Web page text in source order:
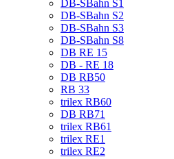
DB-SBahn S1
DB-SBahn S2
DB-SBahn S3
DB-SBahn S8
DB RE 15
DB - RE 18
DB RB50
RB 33
trilex RB60
DB RB71
trilex RB61
trilex RE1
trilex RE2